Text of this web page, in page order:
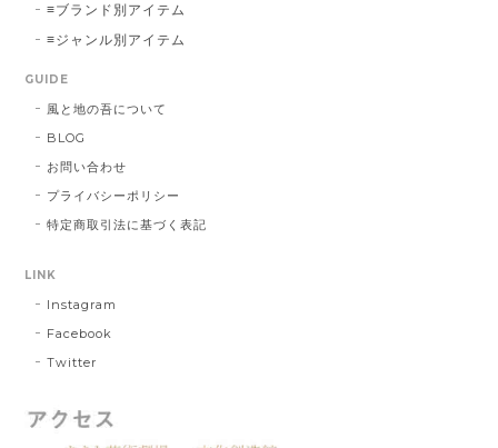
≡ブランド別アイテム
≡ジャンル別アイテム
GUIDE
風と地の吾について
BLOG
お問い合わせ
プライバシーポリシー
特定商取引法に基づく表記
LINK
Instagram
Facebook
Twitter